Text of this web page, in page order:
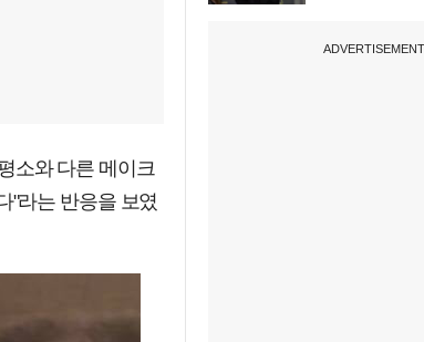
소와 다른 메이크
"라는 반응을 보였
ADVERTISEMENT